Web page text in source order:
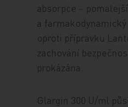
absorpce –
a
oproti přípravku
zachování
prokázána.
Glargin 300 U/ml